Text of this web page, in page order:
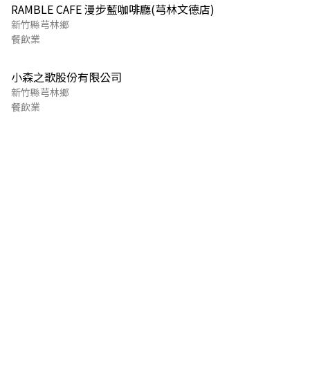
RAMBLE CAFE 漫步藍咖啡廳(芎林文德店)
新竹縣芎林鄉
餐飲業
小森之歌股份有限公司
新竹縣芎林鄉
餐飲業